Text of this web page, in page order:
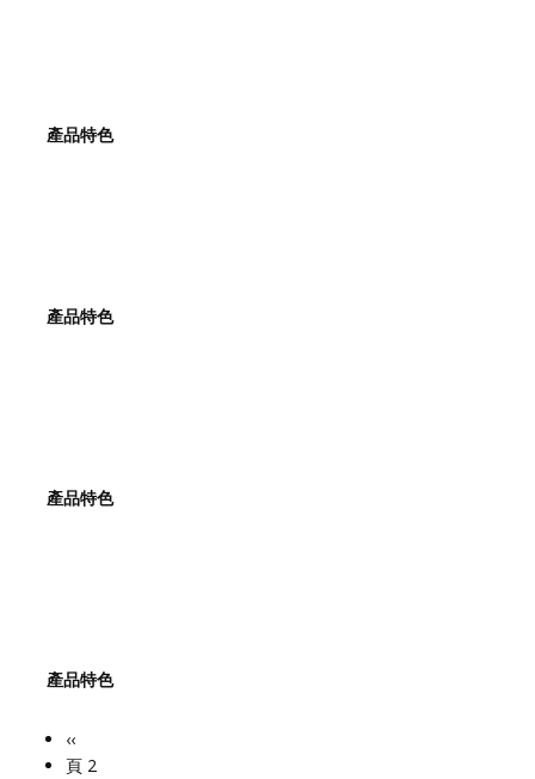
產品特色
產品特色
產品特色
產品特色
Pagination
Previous
page
‹‹
頁 2